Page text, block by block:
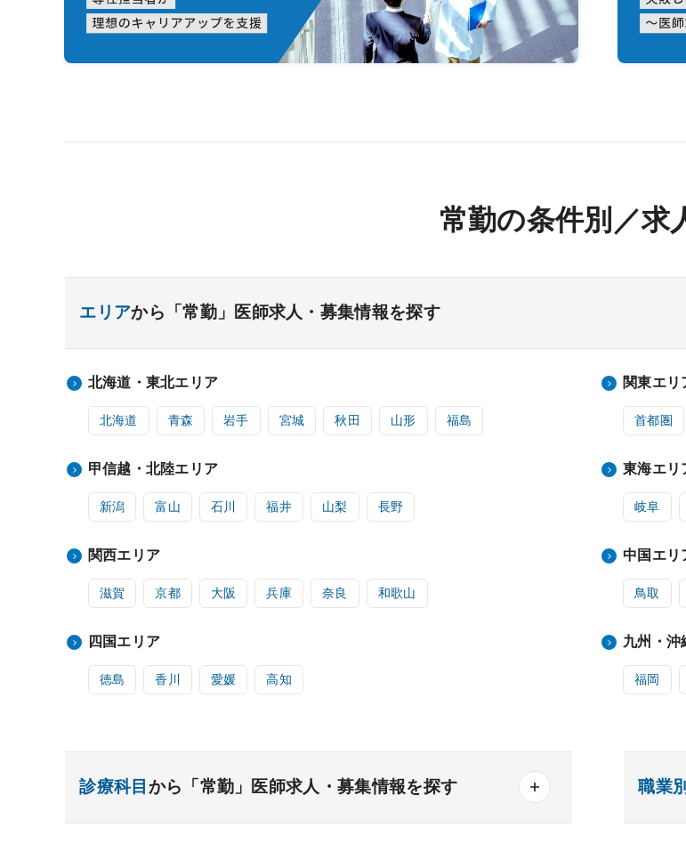
常勤の条件別／求
エリアから「常勤」医師求人・募集情報を探す
北海道・東北エリア
北海道 青森 岩手 宮城 秋田 山形 福島
関東エリ
首都圏
甲信越・北陸エリア
新潟 富山 石川 福井 山梨 長野
東海エリ
岐阜
関西エリア
滋賀 京都 大阪 兵庫 奈良 和歌山
中国エリ
鳥取
四国エリア
徳島 香川 愛媛 高知
九州・沖
福岡
診療科目 から「常勤」医師求人・募集情報を探す 職業